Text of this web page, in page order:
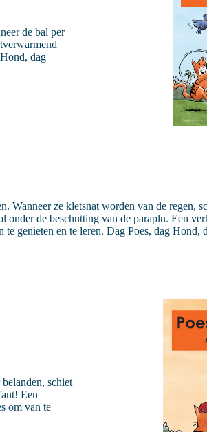
de bal per
dag
Wanneer ze kletsnat worden van de regen,
de beschutting van de paraplu. Een
genieten en te leren. Dag Poes, dag Hond,
schiet
Een
om van te